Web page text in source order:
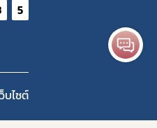
5
บไซต์